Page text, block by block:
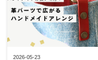
2026-05-23